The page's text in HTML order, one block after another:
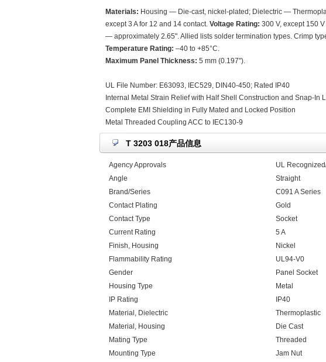
Materials: Housing — Die-cast, nickel-plated; Dielectric —
except 3 A for 12 and 14 contact. Voltage Rating: 300 V, except 150
— approximately 2.65". Allied lists solder termination types. Crimp
Temperature Rating: –40 to +85°C.
Maximum Panel Thickness: 5 mm (0.197").
UL File Number: E63093, IEC529, DIN40-450; Rated IP40
Internal Metal Strain Relief with Half Shell Construction and Snap-In
Complete EMI Shielding in Fully Mated and Locked Position
Metal Threaded Coupling ACC to IEC130-9
T 3203 018产品信息
Agency Approvals
UL
Angle
Straight
Brand/Series
C091 A Series
Contact Plating
Gold
Contact Type
Socket
Current Rating
5 A
Finish, Housing
Nickel
Flammability Rating
UL94-V0
Gender
Panel Socket
Housing Type
Metal
IP Rating
IP40
Material, Dielectric
Thermoplastic
Material, Housing
Die Cast
Mating Type
Threaded
Mounting Type
Jam Nut